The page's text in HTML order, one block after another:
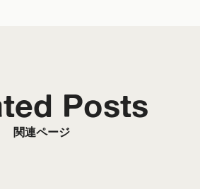
関連ページ
Posts